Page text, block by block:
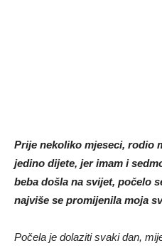
Prije nekoliko mjeseci, rodio
jedino dijete, jer imam i
beba došla na svijet, počelo
najviše se promijenila moja
Počela je dolaziti svaki dan,